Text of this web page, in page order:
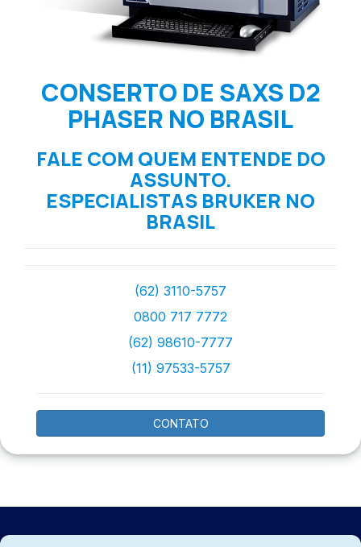
CONSERTO DE SAXS D2
PHASER NO BRASIL
FALE COM QUEM ENTENDE DO
ASSUNTO.
ESPECIALISTAS BRUKER NO
BRASIL
(62) 3110-5757
0800 717 7772
(62) 98610-7777
(11) 97533-5757
CONTATO